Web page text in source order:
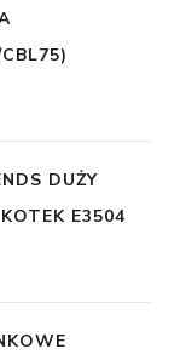
DUŻY
E3504